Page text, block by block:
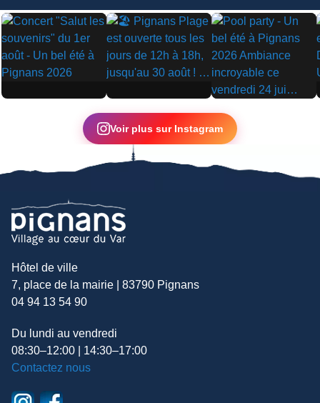
▶ ▶
▶
Voir plus sur Instagram
Hôtel de ville
7, place de la mairie | 83790 Pignans
04 94 13 54 90
Du lundi au vendredi
08:30–12:00 | 14:30–17:00
Contactez nous